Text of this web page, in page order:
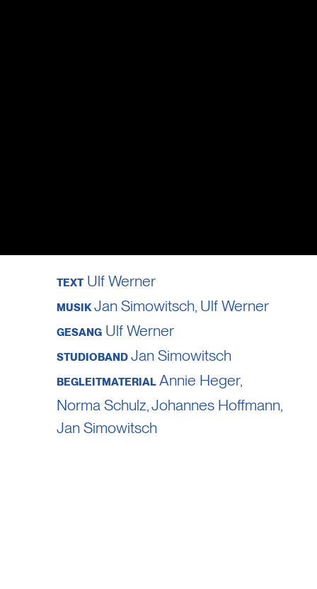
TEXT Ulf Werner
MUSIK Jan Simowitsch, Ulf Werner
GESANG Ulf Werner
STUDIOBAND Jan Simowitsch
BEGLEITMATERIAL Annie Heger,
Norma Schulz,Johannes Hoffmann,
Jan Simowitsch